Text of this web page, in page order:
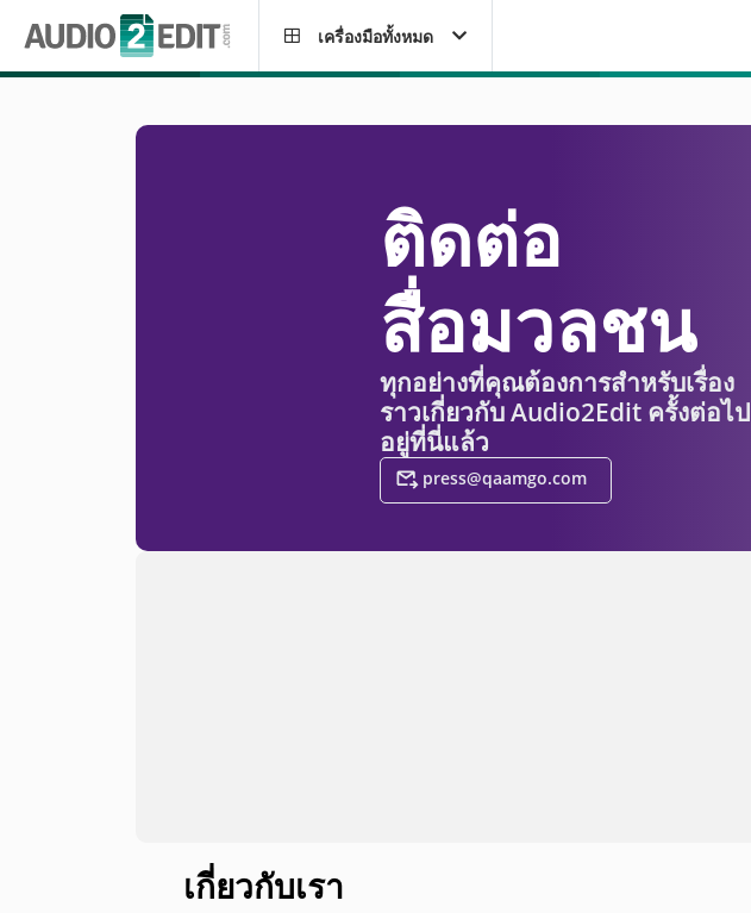
เครื่องมือทั้งหมด
ติดต่อ
สื่อมวลชน
ทุกอย่างที่คุณต้องการสำหรับเรื่อง
ราวเกี่ยวกับ Audio2Edit ครั้งต่อไป
อยู่ที่นี่แล้ว
press@qaamgo.com
เกี่ยวกับเรา